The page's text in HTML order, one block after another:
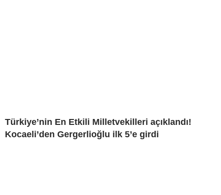
Türkiye’nin En Etkili Milletvekilleri açıklandı!
Kocaeli’den Gergerlioğlu ilk 5’e girdi